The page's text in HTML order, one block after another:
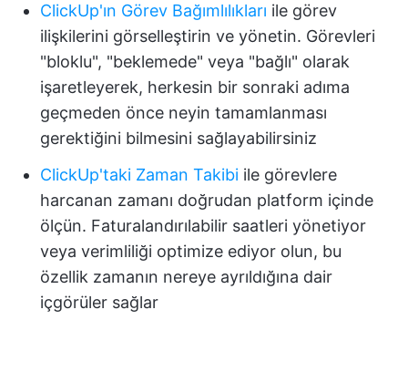
ClickUp'ın Görev Bağımlılıkları ile görev
ilişkilerini görselleştirin ve yönetin. Görevleri
"bloklu", "beklemede" veya "bağlı" olarak
işaretleyerek, herkesin bir sonraki adıma
geçmeden önce neyin tamamlanması
gerektiğini bilmesini sağlayabilirsiniz
ClickUp'taki Zaman Takibi ile görevlere
harcanan zamanı doğrudan platform içinde
ölçün. Faturalandırılabilir saatleri yönetiyor
veya verimliliği optimize ediyor olun, bu
özellik zamanın nereye ayrıldığına dair
içgörüler sağlar